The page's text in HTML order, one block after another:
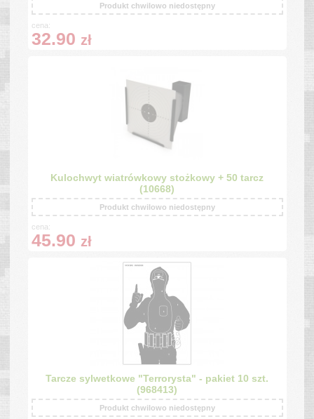
Produkt chwilowo niedostępny
cena:
32.90 zł
Kulochwyt wiatrówkowy stożkowy + 50 tarcz
(10668)
Produkt chwilowo niedostępny
cena:
45.90 zł
Tarcze sylwetkowe "Terrorysta" - pakiet 10 szt.
(968413)
Produkt chwilowo niedostępny